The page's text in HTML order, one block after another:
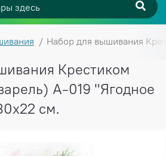
Набор для вышивания
Крестиком
А-019 "Ягодное
см.